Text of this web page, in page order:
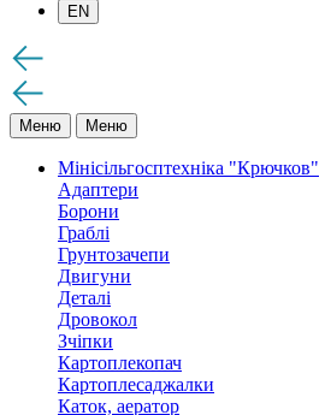
EN
Меню Меню
Мінісільгосптехніка "Крючков"
Адаптери
Борони
Граблі
Грунтозачепи
Двигуни
Деталі
Дровокол
Зчіпки
Картоплекопач
Картоплесаджалки
Каток, аератор